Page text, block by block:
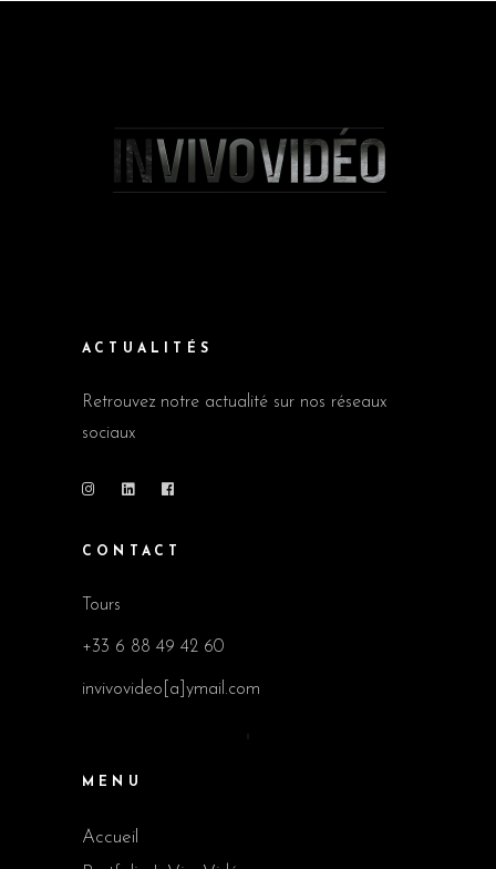
ACTUALITÉS
Retrouvez notre actualité sur nos réseaux
sociaux
CONTACT
Tours
+33 6 88 49 42 60
invivovideo[a]ymail.com
MENU
Accueil